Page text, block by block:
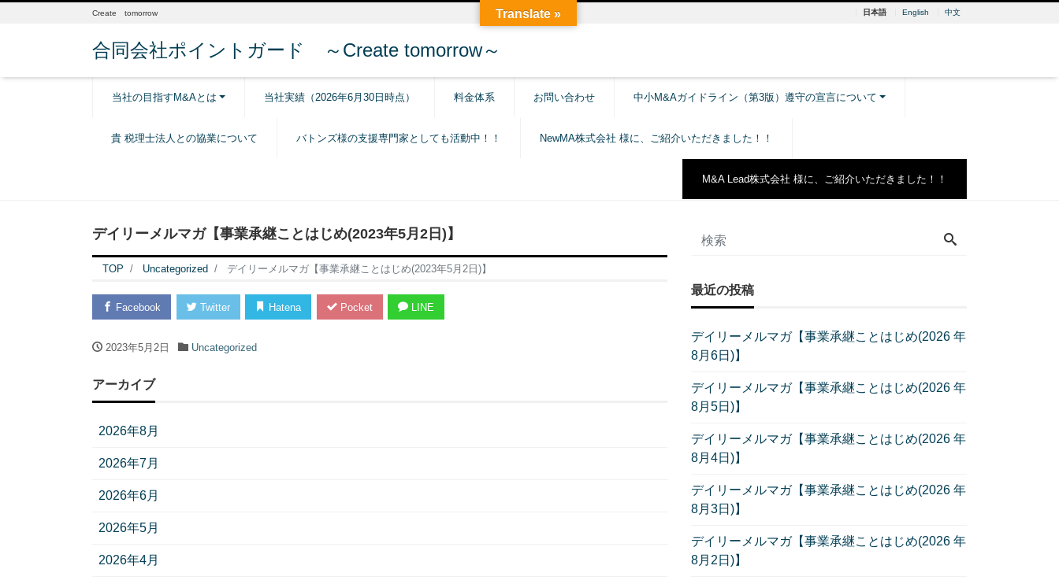
日本語 English 中文
Create tomorrow
合同会社ポイントガード ～Create tomorrow～
当社の目指すM&Aとは 当社実績（2026年6月30日時点） 料金体系 お問い合わせ 中小M&Aガイドライン（第3版）遵守の宣言について
貴 税理士法人との協業について バトンズ様の支援専門家としても活動中！！ NewMA株式会社 様に、ご紹介いただきました！！
M&A Lead株式会社 様に、ご紹介いただきました！！
デイリーメルマガ【事業承継ことはじめ(2023年5月2日)】
TOP Uncategorized デイリーメルマガ【事業承継ことはじめ(2023年5月2日)】
Facebook Twitter Hatena Pocket LINE
2023年5月2日 Uncategorized
アーカイブ
2026年8月
2026年7月
2026年6月
2026年5月
2026年4月
最近の投稿
デイリーメルマガ【事業承継ことはじめ(2026 年
8月6日)】
デイリーメルマガ【事業承継ことはじめ(2026 年
8月5日)】
デイリーメルマガ【事業承継ことはじめ(2026 年
8月4日)】
デイリーメルマガ【事業承継ことはじめ(2026 年
8月3日)】
デイリーメルマガ【事業承継ことはじめ(2026 年
8月2日)】
Translate »